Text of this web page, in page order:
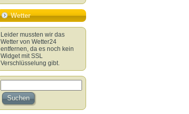
Wetter
Leider mussten wir das
Wetter von Wetter24
entfernen, da es noch kein
Widget mit SSL
Verschlüsselung gibt.